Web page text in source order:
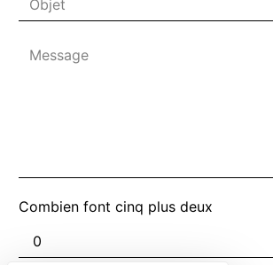
Combien font cinq plus deux